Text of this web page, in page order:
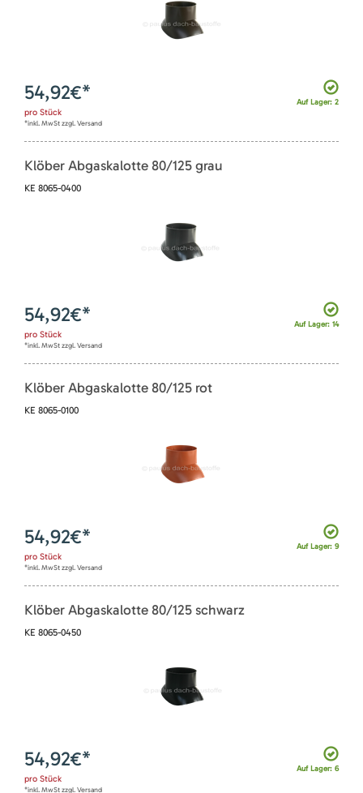
Auf Lager: 2
54,92€*
pro Stück
*inkl. MwSt zzgl. Versand
Klöber Abgaskalotte 80/125 grau
KE 8065-0400
Auf Lager: 14
54,92€*
pro Stück
*inkl. MwSt zzgl. Versand
Klöber Abgaskalotte 80/125 rot
KE 8065-0100
Auf Lager: 9
54,92€*
pro Stück
*inkl. MwSt zzgl. Versand
Klöber Abgaskalotte 80/125 schwarz
KE 8065-0450
Auf Lager: 6
54,92€*
pro Stück
*inkl. MwSt zzgl. Versand